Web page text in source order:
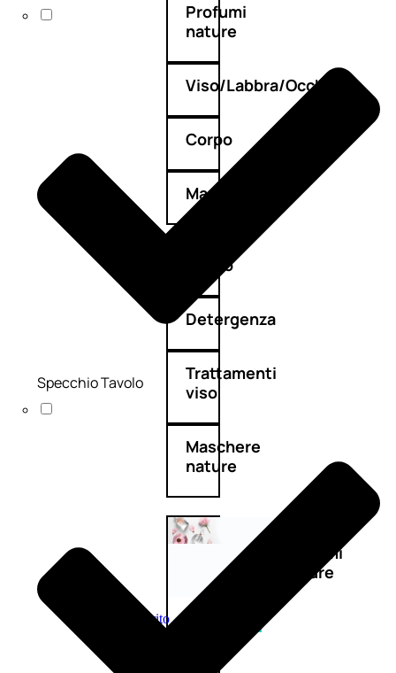
Profumi
nature
Viso/Labbra/Occhi
Corpo
Mani
Bagno
Detergenza
Trattamenti
viso
Maschere
nature
profumi
nature
Esaurito
Specchio Tavolo